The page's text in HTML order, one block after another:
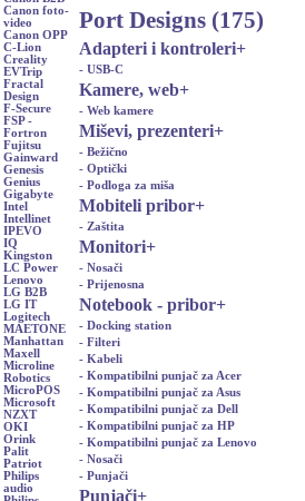
Canon foto-
video
Canon OPP
C-Lion
Creality
EVTrip
Fractal
Design
F-Secure
FSP -
Fortron
Fujitsu
Gainward
Genesis
Genius
Gigabyte
Intel
Intellinet
IPEVO
IQ
Kingston
LC Power
Lenovo
LG B2B
LG IT
Logitech
MAETONE
Manhattan
Maxell
Microline
Robotics
MicroPOS
Microsoft
NZXT
OKI
Orink
Palit
Patriot
Philips
audio
Port Designs (175)
Adapteri i kontroleri+
- USB-C
Kamere, web+
- Web kamere
Miševi, prezenteri+
- Bežično
- Optički
- Podloga za miša
Mobiteli pribor+
- Zaštita
Monitori+
- Nosači
- Prijenosna
Notebook - pribor+
- Docking station
- Filteri
- Kabeli
- Kompatibilni punjač za Acer
- Kompatibilni punjač za Asus
- Kompatibilni punjač za Dell
- Kompatibilni punjač za HP
- Kompatibilni punjač za Lenovo
- Nosači
- Punjači
Punjači+